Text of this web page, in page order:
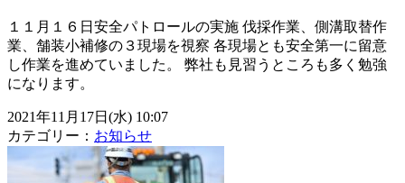
１１月１６日安全パトロールの実施 伐採作業、側溝取替作
業、舗装小補修の３現場を視察 各現場とも安全第一に留意
し作業を進めていました。 弊社も見習うところも多く勉強
になります。
2021年11月17日(水) 10:07
カテゴリー： お知らせ